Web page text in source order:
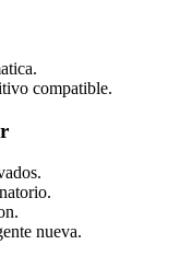
compatible.
nueva.